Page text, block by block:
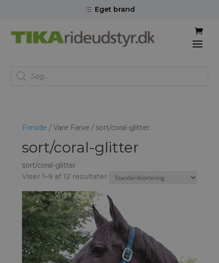
d Eget brand
Products
search
Forside / Vare Farve / sort/coral-glitter
sort/coral-glitter
sort/coral-glitter
Viser 1–9 af 12 resultater